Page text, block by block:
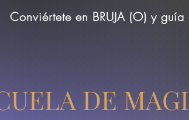
Conviértete en BRUJA (O) y
DE